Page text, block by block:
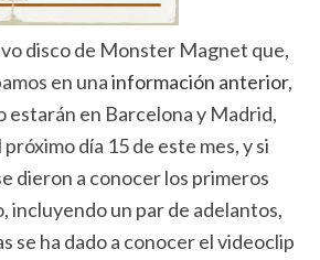
disco de Monster Magnet que,
en unainformación anterior,
estarán en Barcelona y Madrid,
día 15 de este mes, y si
dieron a conocer los primeros
incluyendo un par de adelantos,
se ha dado a conocer el videoclip